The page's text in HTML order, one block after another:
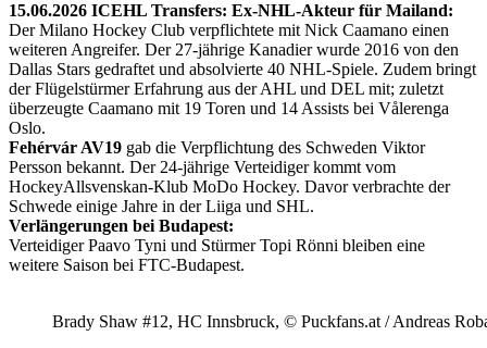
15.06.2026 ICEHL Transfers: Ex-NHL-Akteur für Mailand:
Der Milano Hockey Club verpflichtete mit Nick Caamano einen
weiteren Angreifer. Der 27-jährige Kanadier wurde 2016 von den
Dallas Stars gedraftet und absolvierte 40 NHL-Spiele. Zudem bringt
der Flügelstürmer Erfahrung aus der AHL und DEL mit; zuletzt
überzeugte Caamano mit 19 Toren und 14 Assists bei Vålerenga
Oslo.
Fehérvár AV19 gab die Verpflichtung des Schweden Viktor
Persson bekannt. Der 24-jährige Verteidiger kommt vom
HockeyAllsvenskan-Klub MoDo Hockey. Davor verbrachte der
Schwede einige Jahre in der Liiga und SHL.
Verlängerungen bei Budapest:
Verteidiger Paavo Tyni und Stürmer Topi Rönni bleiben eine
weitere Saison bei FTC-Budapest.
Brady Shaw #12, HC Innsbruck, © Puckfans.at / Andreas